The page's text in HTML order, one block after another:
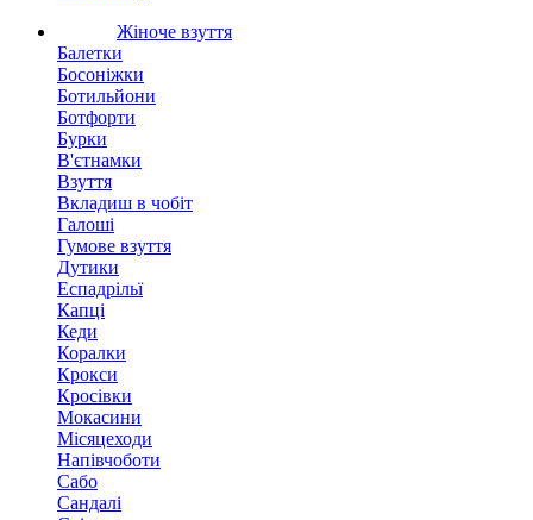
Жіноче взуття
Балетки
Босоніжки
Ботильйони
Ботфорти
Бурки
В'єтнамки
Взуття
Вкладиш в чобіт
Галоші
Гумове взуття
Дутики
Еспадрільї
Капці
Кеди
Коралки
Крокси
Кросівки
Мокасини
Місяцеходи
Напівчоботи
Сабо
Сандалі